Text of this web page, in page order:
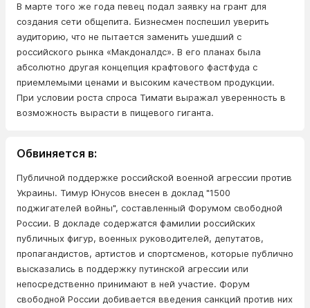
В марте того же года певец подал заявку на грант для
создания сети общепита. Бизнесмен поспешил уверить
аудиторию, что не пытается заменить ушедший с
российского рынка «Макдоналдс». В его планах была
абсолютно другая концепция крафтового фастфуда с
приемлемыми ценами и высоким качеством продукции.
При условии роста спроса Тимати выражал уверенность в
возможность вырасти в пищевого гиганта.
Обвиняется в:
Публичной поддержке российской военной агрессии против
Украины. Тимур Юнусов внесен в доклад "1500
поджигателей войны", составленный Форумом свободной
России. В докладе содержатся фамилии российских
публичных фигур, военных руководителей, депутатов,
пропагандистов, артистов и спортсменов, которые публично
высказались в поддержку путинской агрессии или
непосредственно принимают в ней участие. Форум
свободной России добивается введения санкций против них